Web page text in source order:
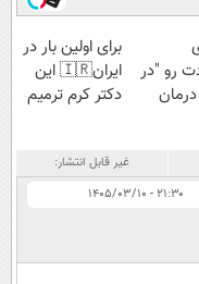
رو "در
برای اولین بار در
ایران🇮🇷 این
دکتر کرم ترمیم
غیر قابل انتشار:
۲۱:۳۰ - ۱۴۰۵/۰۳/۱۰